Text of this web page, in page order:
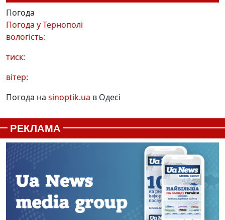
Погода
Погода уТернополі
вологість:
тиск:
вітер:
Погода на sinoptik.ua в Одесі
РЕКЛАМА